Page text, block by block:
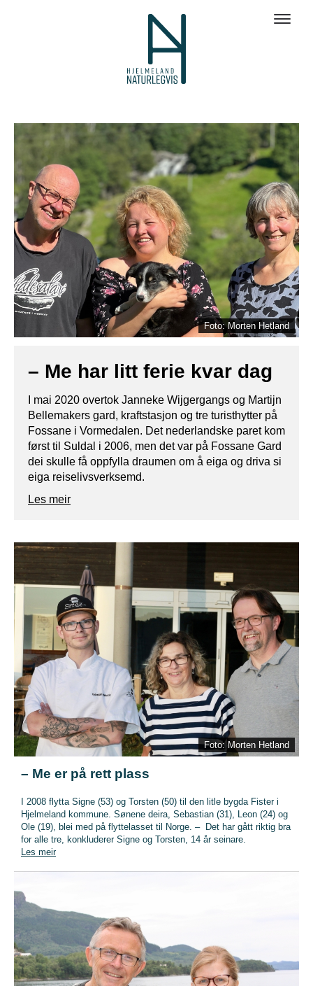
Foto: Morten Hetland
– Me har litt ferie kvar dag
I mai 2020 overtok Janneke Wijgergangs og Martijn
Bellemakers gard, kraftstasjon og tre turisthytter på
Fossane i Vormedalen. Det nederlandske paret kom
først til Suldal i 2006, men det var på Fossane Gard
dei skulle få oppfylla draumen om å eiga og driva si
eiga reiselivsverksemd.
Les meir
Foto: Morten Hetland
– Me er på rett plass
I 2008 flytta Signe (53) og Torsten (50) til den litle bygda Fister i
Hjelmeland kommune. Sønene deira, Sebastian (31), Leon (24) og
Ole (19), blei med på flyttelasset til Norge. – Det har gått riktig bra
for alle tre, konkluderer Signe og Torsten, 14 år seinare.
Les meir